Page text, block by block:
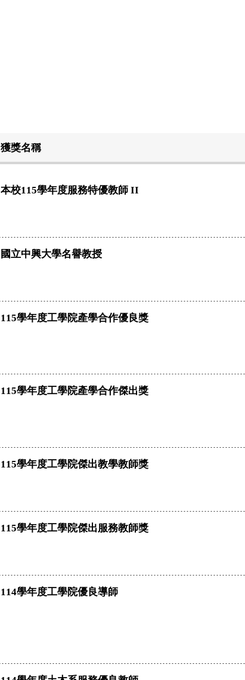
獲獎名稱
本校115學年度服務特優教師 II
國立中興大學名譽教授
115學年度工學院產學合作優良獎
115學年度工學院產學合作傑出獎
115學年度工學院傑出教學教師獎
115學年度工學院傑出服務教師獎
114學年度工學院優良導師